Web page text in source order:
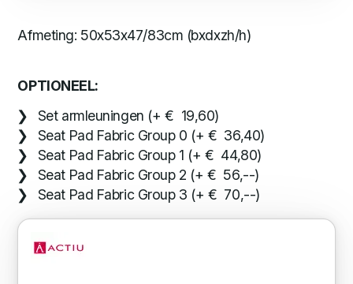
Afmeting: 50x53x47/83cm (bxdxzh/h)
OPTIONEEL:
Set armleuningen (+ € 19,60)
Seat Pad Fabric Group 0 (+ € 36,40)
Seat Pad Fabric Group 1 (+ € 44,80)
Seat Pad Fabric Group 2 (+ € 56,--)
Seat Pad Fabric Group 3 (+ € 70,--)